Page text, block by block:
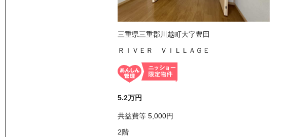
三重県三重郡川越町大字豊田
ＲＩＶＥＲ ＶＩＬＬＡＧＥ
5.2万円
共益費等 5,000円
2階